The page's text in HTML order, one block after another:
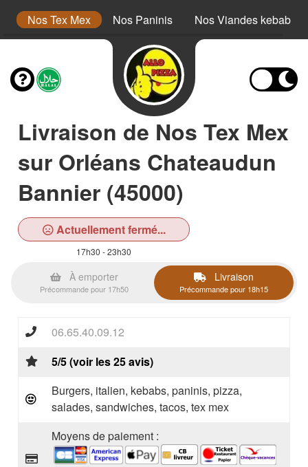
Nos Tex Mex Nos Paninis Nos Viandes kebab
Livraison de Nos Tex Mex
sur Orléans Chateaudun
Bannier (45000)
Actuellement fermé...
17h30 - 23h30
À emporter
Précommande pour 17h50
Livraison
Précommande pour 18h15
06.65.40.09.12
5/5 (voir les 25 avis)
Burgers, italien, kebabs, paninis, pizza,
salades, sandwiches, tacos, tex mex
Moyens de paiement :